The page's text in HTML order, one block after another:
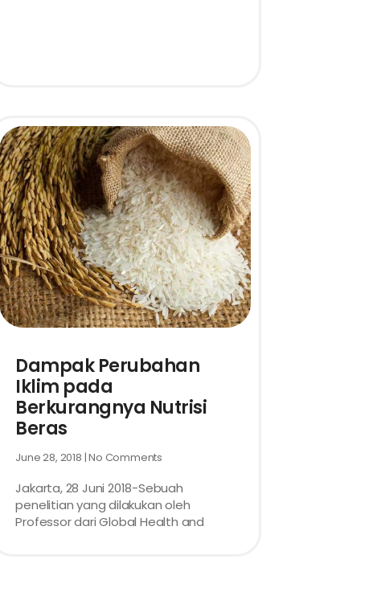
Dampak Perubahan
Iklim pada
Berkurangnya Nutrisi
Beras
June 28, 2018 No Comments
Jakarta, 28 Juni 2018-Sebuah
penelitian yang dilakukan oleh
Professor dari Global Health and